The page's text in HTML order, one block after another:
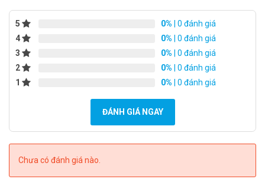
5 0% | 0 đánh giá
4
0% | 0 đánh giá
3
0% | 0 đánh giá
2
0% | 0 đánh giá
1
0% | 0 đánh giá
ĐÁNH GIÁ NGAY
Chưa có đánh giá nào.